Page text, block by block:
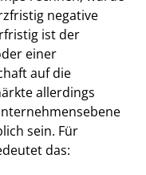
negative
ist der
einer
auf die
allerdings
sein. Für
das: